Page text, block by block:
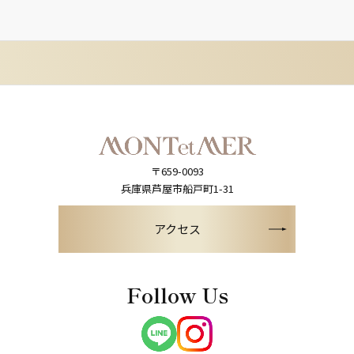
〒659-0093
兵庫県芦屋市船戸町1-31
アクセス
Follow Us